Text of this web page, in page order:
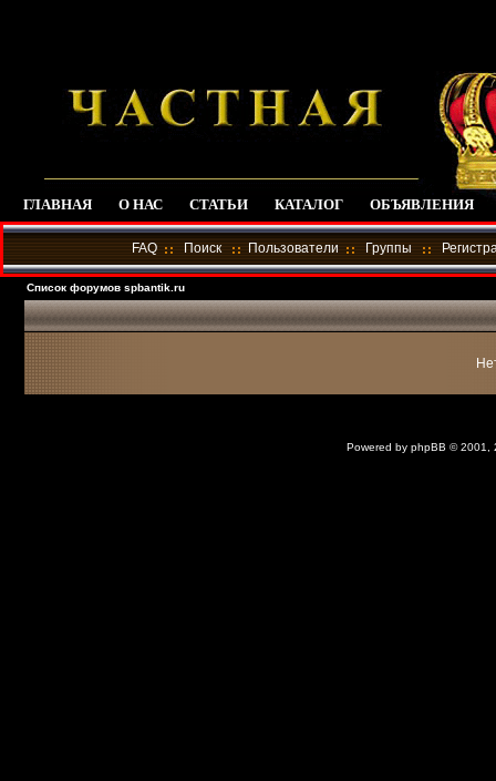
ГЛАВНАЯ О НАС СТАТЬИ КАТАЛОГ ОБЪЯВЛЕНИЯ
FAQ Поиск Пользователи Группы
Список форумов spbantik.ru
Powered by phpBB © 2001,